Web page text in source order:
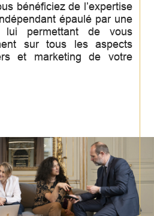
bénéficiez de l’expertise
épaulé par une
permettant de vous
sur tous les aspects
et marketing de votre